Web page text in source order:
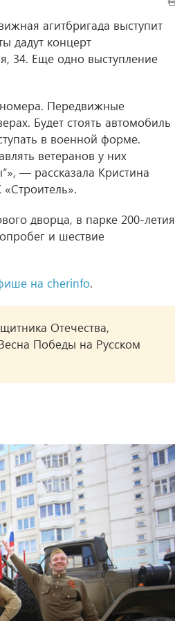
агитбригада выступит
дадут концерт
34. Еще одно выступление
номера. Передвижные
Будет стоять автомобиль
в военной форме.
ветеранов у них
— рассказала Кристина
дворца, в парке 200-летия
и шествие
на cherinfo.
Отечества,
Победы на Русском